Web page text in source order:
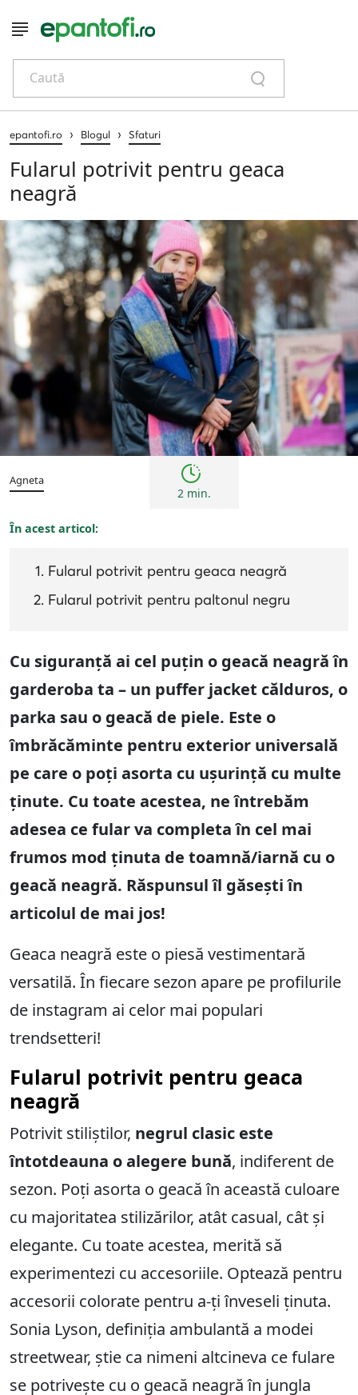
Caută
epantofi.ro › Blogul › Sfaturi
Fularul potrivit pentru geaca
neagră
Agneta
2 min.
În acest articol:
Fularul potrivit pentru geaca neagră
Fularul potrivit pentru paltonul negru
Cu siguranță ai cel puțin o geacă neagră în
garderoba ta – un puffer jacket călduros, o
parka sau o geacă de piele. Este o
îmbrăcăminte pentru exterior universală
pe care o poți asorta cu ușurință cu multe
ținute. Cu toate acestea, ne întrebăm
adesea ce fular va completa în cel mai
frumos mod ținuta de toamnă/iarnă cu o
geacă neagră. Răspunsul îl găsești în
articolul de mai jos!
Geaca neagră este o piesă vestimentară
versatilă. În fiecare sezon apare pe profilurile
de instagram ai celor mai populari
trendsetteri!
Fularul potrivit pentru geaca
neagră
Potrivit stiliștilor, negrul clasic este
întotdeauna o alegere bună, indiferent de
sezon. Poți asorta o geacă în această culoare
cu majoritatea stilizărilor, atât casual, cât și
elegante. Cu toate acestea, merită să
experimentezi cu accesoriile. Optează pentru
accesorii colorate pentru a-ți înveseli ținuta.
Sonia Lyson, definiția ambulantă a modei
streetwear, știe ca nimeni altcineva ce fulare
se potrivește cu o geacă neagră în jungla